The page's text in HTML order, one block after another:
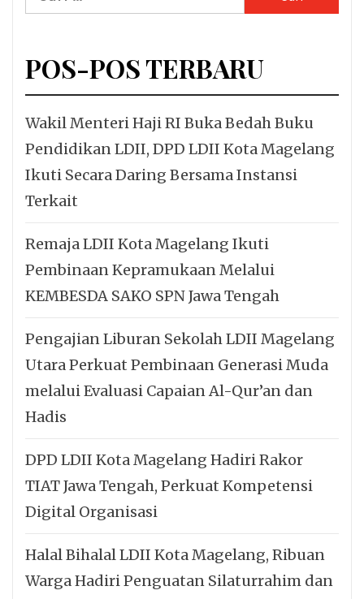
untuk:
POS-POS TERBARU
Wakil Menteri Haji RI Buka Bedah Buku
Pendidikan LDII, DPD LDII Kota Magelang
Ikuti Secara Daring Bersama Instansi
Terkait
Remaja LDII Kota Magelang Ikuti
Pembinaan Kepramukaan Melalui
KEMBESDA SAKO SPN Jawa Tengah
Pengajian Liburan Sekolah LDII Magelang
Utara Perkuat Pembinaan Generasi Muda
melalui Evaluasi Capaian Al-Qur’an dan
Hadis
DPD LDII Kota Magelang Hadiri Rakor
TIAT Jawa Tengah, Perkuat Kompetensi
Digital Organisasi
Halal Bihalal LDII Kota Magelang, Ribuan
Warga Hadiri Penguatan Silaturrahim dan